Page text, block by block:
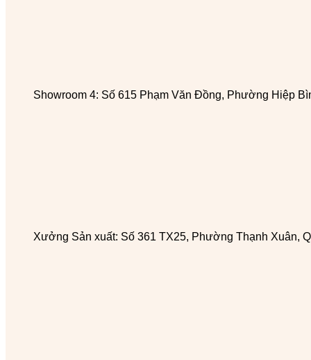
Showroom 4: Số 615 Phạm Văn Đồng, Phường Hiệp
Xưởng Sản xuất: Số 361 TX25, Phường Thạnh Xuân,